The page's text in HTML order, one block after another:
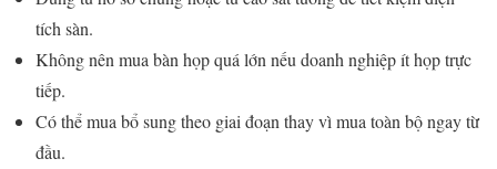
tích sàn.
Không nên mua bàn họp quá lớn nếu doanh nghiệp ít họp trực
tiếp.
Có thể mua bổ sung theo giai đoạn thay vì mua toàn bộ ngay từ
đầu.